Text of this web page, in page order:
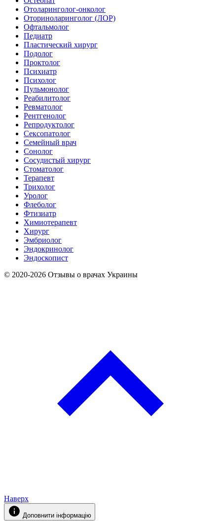
Отоларинголог-онколог
Оториноларинголог (ЛОР)
Офтальмолог
Педиатр
Пластический хирург
Подолог
Проктолог
Психиатр
Психолог
Пульмонолог
Реабилитолог
Ревматолог
Рентгенолог
Репродуктолог
Сексопатолог
Семейный врач
Сонолог
Сосудистый хирург
Стоматолог
Терапевт
Трихолог
Уролог
Флеболог
Фтизиатр
Химиотерапевт
Хирург
Эмбриолог
Эндокринолог
Эндоскопист
© 2020-2026 Отзывы о врачах Украины
Наверх
Доповнити інформацію